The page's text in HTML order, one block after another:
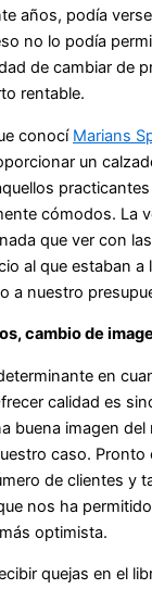
años, podía
no lo podía
de cambiar de
rentable.
conocí Marians
un
cómodos. La
que ver con
al que estaban a
a nuestro
cambio de
en
calidad es
buena imagen
caso.
de clientes y
nos ha
optimista.
quejas en el